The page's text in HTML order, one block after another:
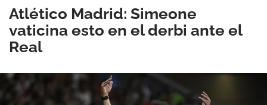
Atlético Madrid: Simeone
vaticina esto en el derbi ante el
Real